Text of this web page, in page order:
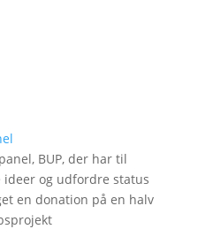
BUP, der har til
ideer og udfordre status
en donation på en halv